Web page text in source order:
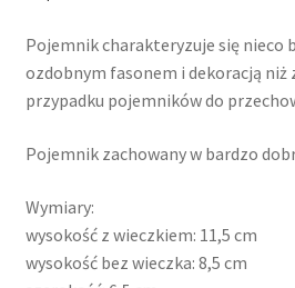
Pojemnik charakteryzuje się nieco
ozdobnym fasonem i dekoracją niż
przypadku pojemników do
Pojemnik zachowany w bardzo
Wymiary:
wysokość z wieczkiem: 11,5 cm
wysokość bez wieczka: 8,5 cm